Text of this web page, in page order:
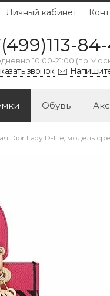
Личный кабинет
10:00-21:00 (по
звонок
Обувь
Dior Lady D-lite, модель